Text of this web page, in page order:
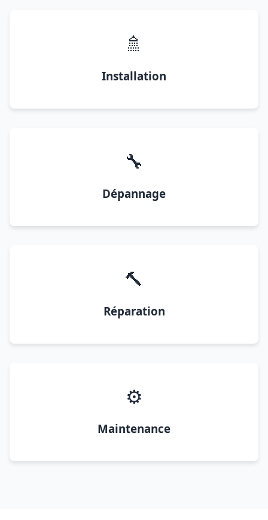
🚿
Installation
🔧
Dépannage
🔨
Réparation
⚙️
Maintenance